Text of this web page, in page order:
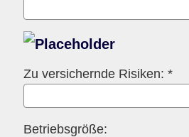
Zu ver­sichernde Risiken: *
Betriebsgröße: